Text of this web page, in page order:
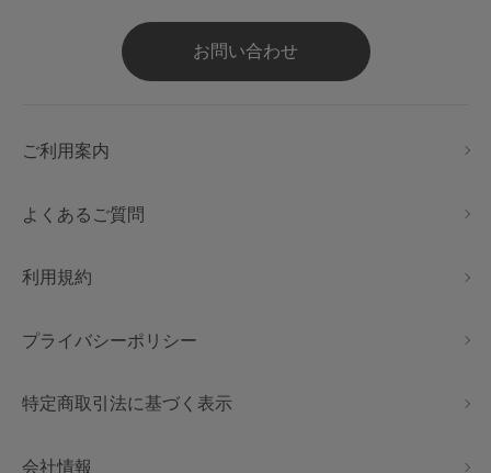
お問い合わせ
ご利用案内
よくあるご質問
利用規約
プライバシーポリシー
特定商取引法に基づく表示
会社情報